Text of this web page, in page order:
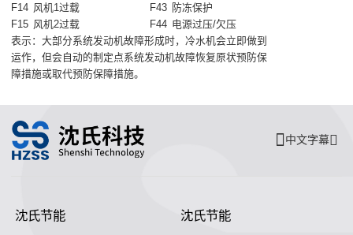
F14 风机1过载 F43 防冻保护
F15 风机2过载 F44 电源过压/欠压
表示：大部分系统发动机故障形成时，冷水机会立即做到
运作，但会自动的制定点系统发动机故障恢复原状预防保
障措施或取代预防保障措施。
中文字幕
沈氏节能 沈氏节能